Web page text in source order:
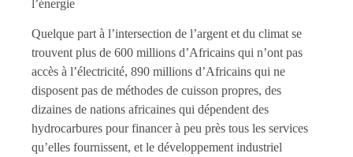
l’énergie
Quelque part à l’intersection de l’argent et du climat se
trouvent plus de 600 millions d’Africains qui n’ont pas
accès à l’électricité, 890 millions d’Africains qui ne
disposent pas de méthodes de cuisson propres, des
dizaines de nations africaines qui dépendent des
hydrocarbures pour financer à peu près tous les services
qu’elles fournissent, et le développement industriel